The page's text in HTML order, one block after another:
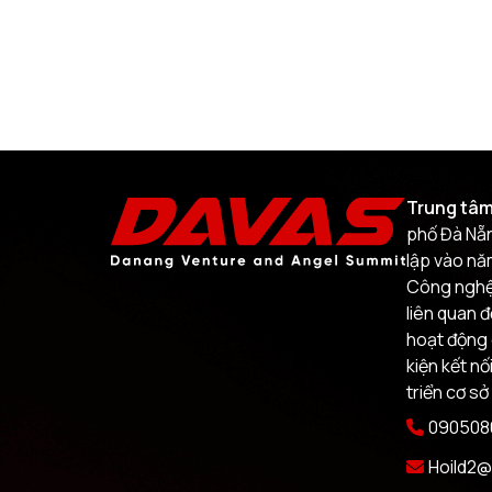
Trung
phố Đà
lập vào
Công
liên quan
hoạt động
kiện kết
triển cơ